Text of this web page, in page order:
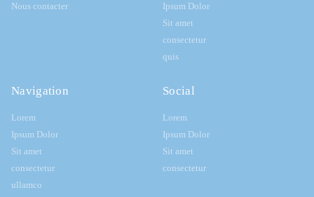
Nous contacter
Ipsum Dolor
Sit amet
consectetur
quis
Navigation
Lorem
Ipsum Dolor
Sit amet
consectetur
ullamco
Social
Lorem
Ipsum Dolor
Sit amet
consectetur